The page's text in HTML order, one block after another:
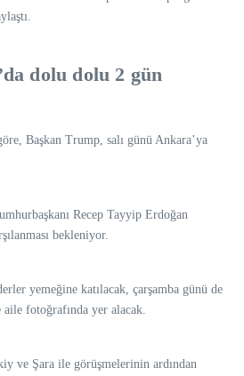
dolu dolu 2 gün
Başkan Trump, salı günü Ankara’ya
Recep Tayyip Erdoğan
bekleniyor.
yemeğine katılacak, çarşamba günü de
fotoğrafında yer alacak.
ve Şara ile görüşmelerinin ardından